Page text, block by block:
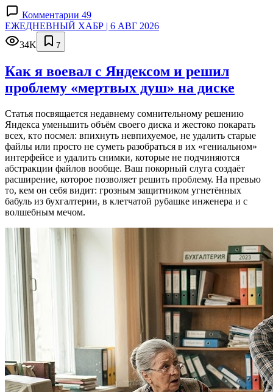
Комментарии 49
ЕЖЕДНЕВНЫЙ ХАБР | 6 АВГ 2026
34K
7
Как я воевал с Яндексом и решил
проблему «мертвых душ» на диске
Статья посвящается недавнему сомнительному решению
Яндекса уменьшить объём своего диска и жестоко покарать
всех, кто посмел: впихнуть невпихуемое, не удалить старые
файлы или просто не суметь разобраться в их «гениальном»
интерфейсе и удалить снимки, которые не подчиняются
абстракции файлов вообще. Ваш покорный слуга создаёт
расширение, которое позволяет решить проблему. На превью
то, кем он себя видит: грозным защитником угнетённых
бабуль из бухгалтерии, в клетчатой рубашке инженера и с
волшебным мечом.